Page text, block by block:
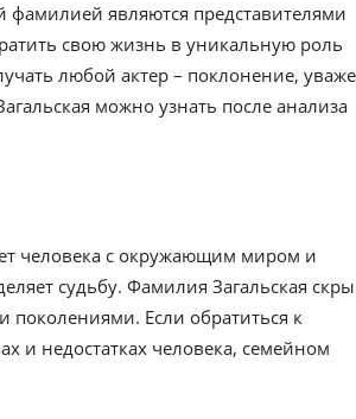
фамилией являются представителями
свою жизнь в уникальную роль
любой актер – поклонение,
можно узнать после анализа
человека с окружающим миром и
судьбу. Фамилия Загальская
Если обратиться к
и недостатках человека, семейном